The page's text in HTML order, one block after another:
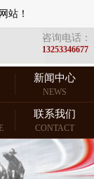
站！
咨询电话：
13253346677
新闻中心
NEWS
联系我们
CONTACT